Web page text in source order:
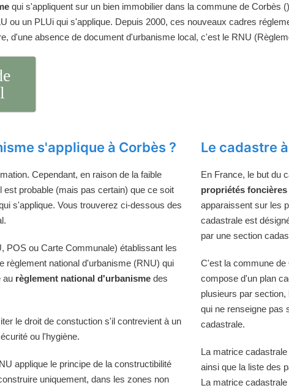
qui s'appliquent sur un bien immobilier dans la commune de Corbès
ou un PLUi qui s'applique. Depuis 2000, ces nouveaux cadres
d'une absence de document d'urbanisme local, c'est le RNU
s'applique à Corbès ?
Cependant, en raison de la faible
est probable (mais pas certain) que ce soit
s'applique. Vous trouverez ci-dessous des
POS ou Carte Communale) établissant les
règlement national d'urbanisme (RNU) qui
au règlement national d'urbanisme des
le droit de constuction s'il contrevient à un
ou l'hygiène.
applique le principe de la constructibilité
uniquement, dans les zones non
Le cadastre
En France, le but du
propriétés
apparaissent sur les
cadastrale est
par une section
C'est la commune de
compose d'un plan
plusieurs par
qui ne renseigne pas
cadastrale.
La matrice
ainsi que la liste des
La matrice